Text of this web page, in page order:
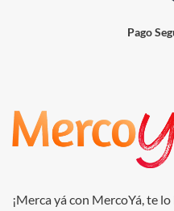
Pago
¡Merca yá con MercoYá, te